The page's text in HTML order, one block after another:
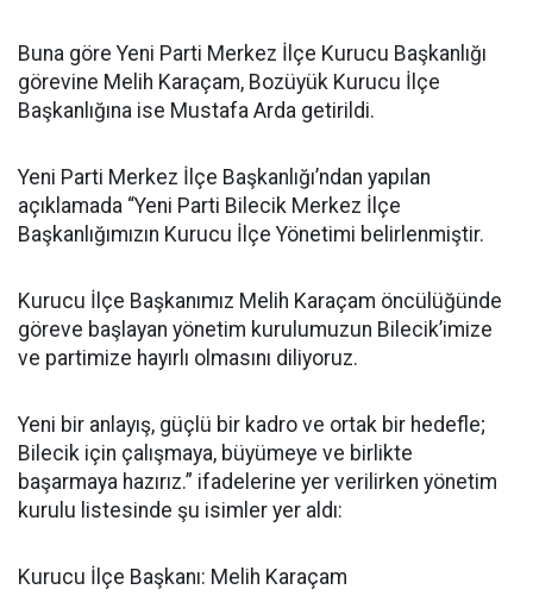
Buna göre Yeni Parti Merkez İlçe Kurucu Başkanlığı
görevine Melih Karaçam, Bozüyük Kurucu İlçe
Başkanlığına ise Mustafa Arda getirildi.
Yeni Parti Merkez İlçe Başkanlığı’ndan yapılan
açıklamada “Yeni Parti Bilecik Merkez İlçe
Başkanlığımızın Kurucu İlçe Yönetimi belirlenmiştir.
Kurucu İlçe Başkanımız Melih Karaçam öncülüğünde
göreve başlayan yönetim kurulumuzun Bilecik’imize
ve partimize hayırlı olmasını diliyoruz.
Yeni bir anlayış, güçlü bir kadro ve ortak bir hedefle;
Bilecik için çalışmaya, büyümeye ve birlikte
başarmaya hazırız.” ifadelerine yer verilirken yönetim
kurulu listesinde şu isimler yer aldı:
Kurucu İlçe Başkanı: Melih Karaçam